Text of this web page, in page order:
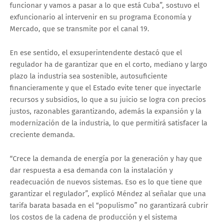
funcionar y vamos a pasar a lo que está Cuba”, sostuvo el
exfuncionario al intervenir en su programa Economía y
Mercado, que se transmite por el canal 19.
En ese sentido, el exsuperintendente destacó que el
regulador ha de garantizar que en el corto, mediano y largo
plazo la industria sea sostenible, autosuficiente
financieramente y que el Estado evite tener que inyectarle
recursos y subsidios, lo que a su juicio se logra con precios
justos, razonables garantizando, además la expansión y la
modernización de la industria, lo que permitirá satisfacer la
creciente demanda.
“Crece la demanda de energía por la generación y hay que
dar respuesta a esa demanda con la instalación y
readecuación de nuevos sistemas. Eso es lo que tiene que
garantizar el regulador”, explicó Méndez al señalar que una
tarifa barata basada en el “populismo” no garantizará cubrir
los costos de la cadena de producción y el sistema